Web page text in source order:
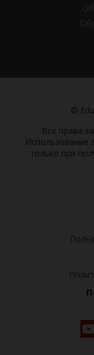
©
Все права
Использование
только при